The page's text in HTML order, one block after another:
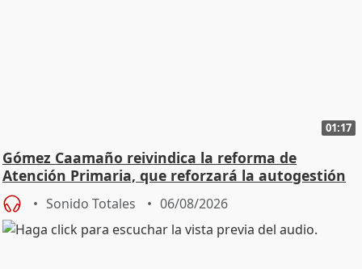
01:17
Gómez Caamaño reivindica la reforma de
Atención Primaria, que reforzará la autogestión
Sonido Totales 06/08/2026